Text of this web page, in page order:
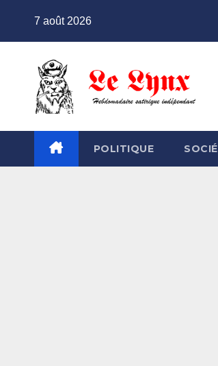
7 août 2026
POLITIQUE